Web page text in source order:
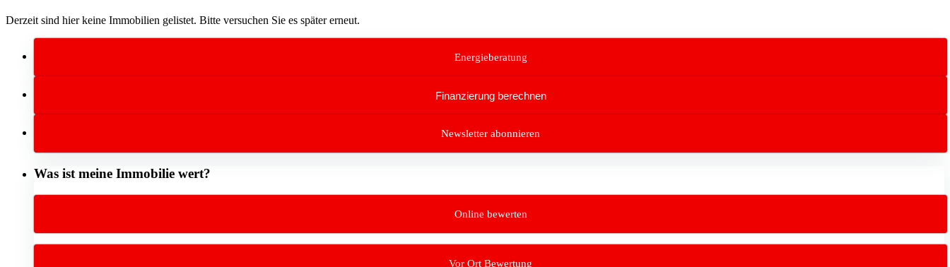
Derzeit sind hier keine Immobilien gelistet. Bitte versuchen Sie es später erneut.
Energieberatung
Finanzierung berechnen
Newsletter abonnieren
Was ist meine Immobilie wert?
Online bewerten
Vor Ort Bewertung